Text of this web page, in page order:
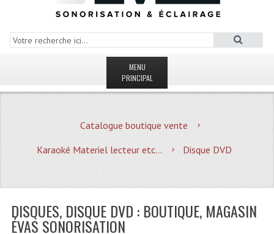
MENU
PRINCIPAL
MAGASIN
Quoi De Neuf?
Plan Acces, Horaires.
Location De Matériel
Catalogue boutique vente
Karaoké Materiel lecteur etc...
Disque DVD
DISQUES, DISQUE DVD : BOUTIQUE, MAGASIN
ÉVAS SONORISATION